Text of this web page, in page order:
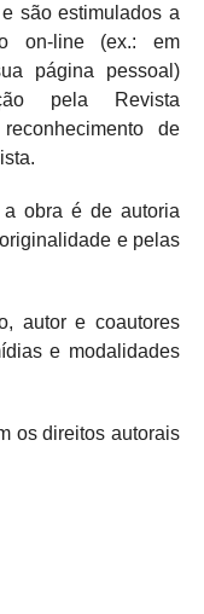
são estimulados a
on-line (ex.: em
página pessoal)
pela Revista
reconhecimento de
obra é de autoria
e pelas
autor e coautores
e modalidades
os direitos autorais